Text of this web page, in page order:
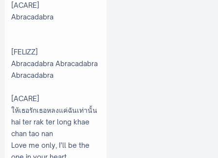
[ACARE]
Abracadabra
[FELIZZ]
Abracadabra Abracadabra
Abracadabra
[ACARE]
ให้เธอรักเธอหลงแค่ฉันเท่านั้น
hai ter rak ter long khae
chan tao nan
Love me only, I’ll be the